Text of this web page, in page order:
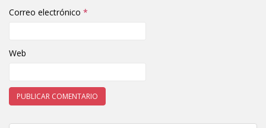
Correo electrónico *
Web